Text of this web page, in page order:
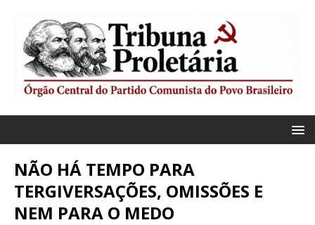
NÃO HÁ TEMPO PARA
TERGIVERSAÇÕES, OMISSÕES E
NEM PARA O MEDO